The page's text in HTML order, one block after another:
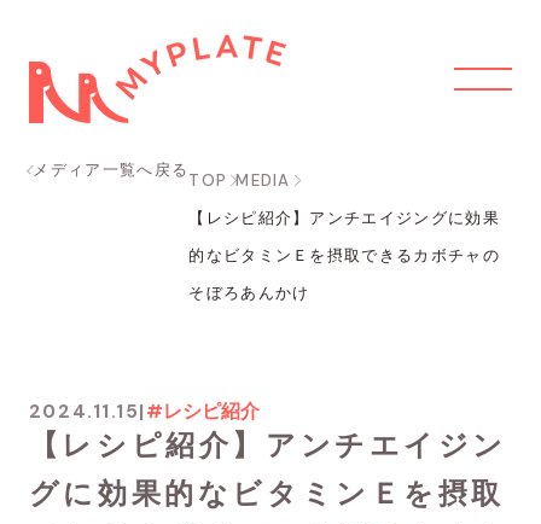
メディア一覧へ戻る
TOP MEDIA
【レシピ紹介】アンチエイジングに効果
的なビタミンＥを摂取できるカボチャの
そぼろあんかけ
2024.11.15| #レシピ紹介
【レシピ紹介】アンチエイジン
グに効果的なビタミンＥを摂取